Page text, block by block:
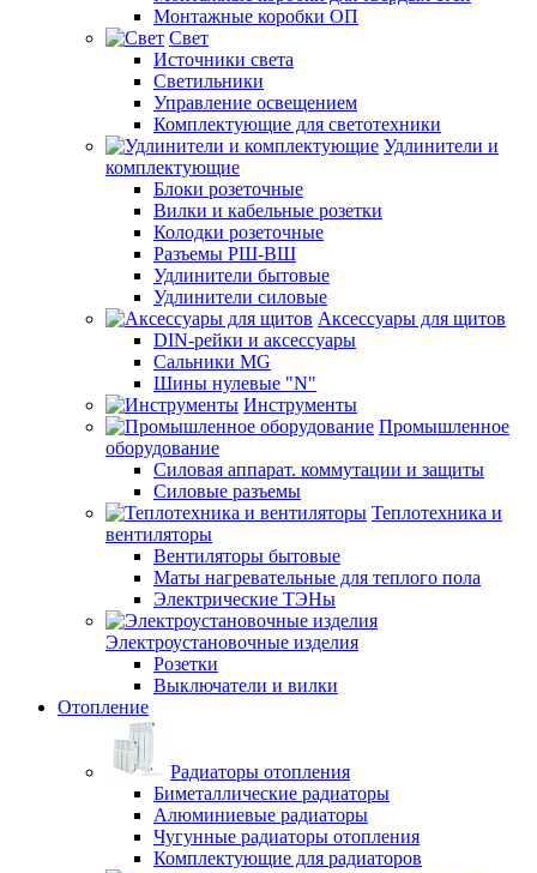
Монтажные коробки ОП
Свет
Источники света
Светильники
Управление освещением
Комплектующие для светотехники
Удлинители и
комплектующие
Блоки розеточные
Вилки и кабельные розетки
Колодки розеточные
Разъемы РШ-ВШ
Удлинители бытовые
Удлинители силовые
Аксессуары для щитов
DIN-рейки и аксессуары
Сальники MG
Шины нулевые "N"
Инструменты
Промышленное
оборудование
Силовая аппарат. коммутации и защиты
Силовые разъемы
Теплотехника и
вентиляторы
Вентиляторы бытовые
Маты нагревательные для теплого пола
Электрические ТЭНы
Электроустановочные изделия
Розетки
Выключатели и вилки
Отопление
Радиаторы отопления
Биметаллические радиаторы
Алюминиевые радиаторы
Чугунные радиаторы отопления
Комплектующие для радиаторов